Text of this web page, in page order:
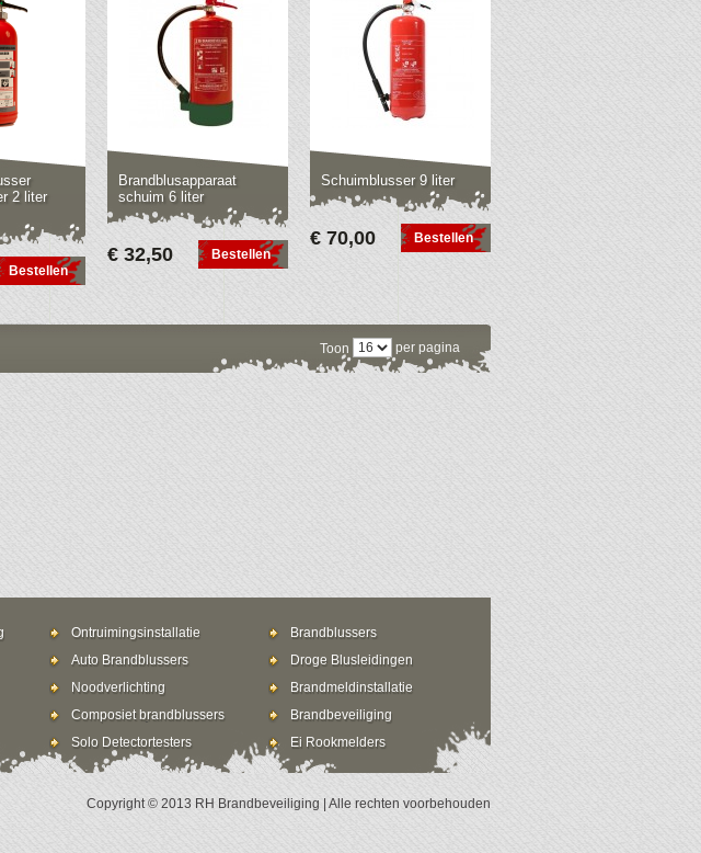
2 liter
Bestellen
Brandblusapparaat
schuim 6 liter
€ 32,50 Bestellen
Schuimblusser 9 liter
€ 70,00 Bestellen
Toon per pagina
Ontruimingsinstallatie
Auto Brandblussers
Noodverlichting
Composiet brandblussers
Solo Detectortesters
Brandblussers
Droge Blusleidingen
Brandmeldinstallatie
Brandbeveiliging
Ei Rookmelders
Copyright © 2013 RH Brandbeveiliging | Alle rechten voorbehouden